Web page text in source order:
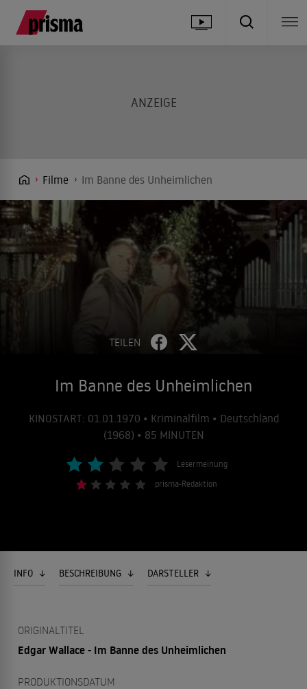
Filme Im Banne des Unheimlichen
TEILEN
Im Banne des Unheimlichen
KINOSTART: 01.01.1970 • Kriminalfilm • Deutschland
(1968) • 85 MINUTEN
Lesermeinung
prisma-Redaktion
INFO BESCHREIBUNG DARSTELLER
ORIGINALTITEL
Edgar Wallace - Im Banne des Unheimlichen
PRODUKTIONSDATUM